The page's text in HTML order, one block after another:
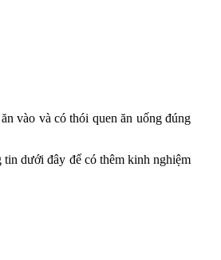
vào và có thói quen ăn uống đúng
tin dưới đây để có thêm kinh nghiệm